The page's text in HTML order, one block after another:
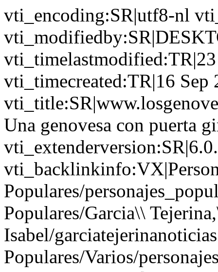
vti_encoding:SR|utf8-nl
vti_timecreated:TR|16
Una genovesa con puerta
Populares/
Populares/Garcia\\
Isabel/
Populares/Varios/